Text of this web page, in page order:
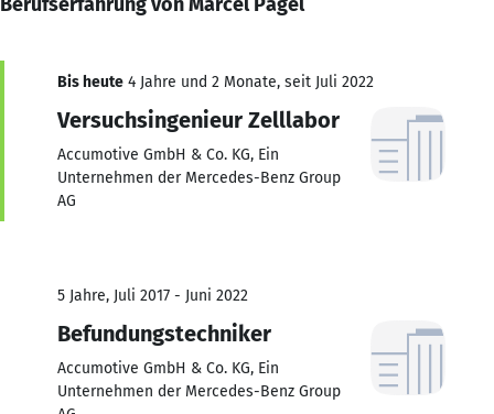
Bis heute 4 Jahre und 2 Monate, seit Juli 2022
Versuchsingenieur Zelllabor
Accumotive GmbH & Co. KG, Ein
Unternehmen der Mercedes-Benz Group
AG
5 Jahre, Juli 2017 - Juni 2022
Befundungstechniker
Accumotive GmbH & Co. KG, Ein
Unternehmen der Mercedes-Benz Group